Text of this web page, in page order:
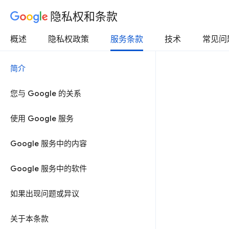
隐私权和条款
概述 隐私权政策 服务条款 技术 常见
简介
您与 Google 的关系
使用 Google 服务
Google 服务中的内容
Google 服务中的软件
如果出现问题或异议
关于本条款